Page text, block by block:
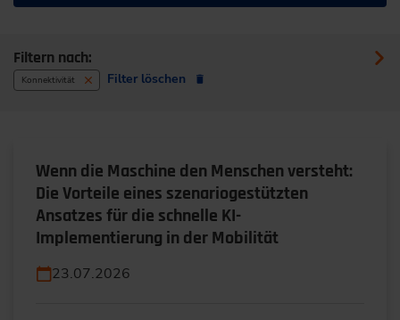
Filtern nach:
Konnektivität Filter löschen
Wenn die Maschine den Menschen versteht:
Die Vorteile eines szenariogestützten
Ansatzes für die schnelle KI-
Implementierung in der Mobilität
23.07.2026